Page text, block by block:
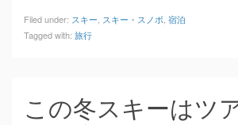
Filed under: スキー スキー・スノボ 宿泊
Tagged with: 旅行
この冬スキーはツ